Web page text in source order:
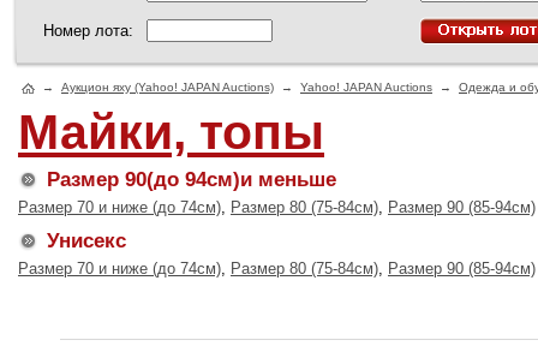
Номер лота:
→ Аукцион яху (Yahoo! JAPAN Auctions) → Yahoo! JAPAN Auctions → Одежда и
Майки, топы
Размер 90(до 94см)и меньше
Размер 70 и ниже (до 74см), Размер 80 (75-84см), Размер 90 (85-94см)
Унисекс
Размер 70 и ниже (до 74см), Размер 80 (75-84см), Размер 90 (85-94см)